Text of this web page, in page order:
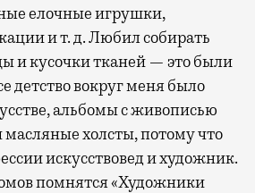
елочные игрушки,
и т. д. Любил собирать
и кусочки тканей — это были
детство вокруг меня было
альбомы с живописью
масляные холсты, потому что
искусствовед и художник.
помнятся «Художники